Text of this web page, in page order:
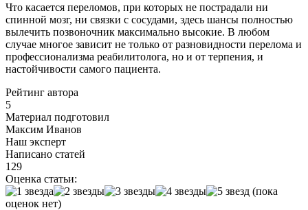
Что касается переломов, при которых не пострадали ни
спинной мозг, ни связки с сосудами, здесь шансы полностью
вылечить позвоночник максимально высокие. В любом
случае многое зависит не только от разновидности перелома и
профессионализма реабилитолога, но и от терпения, и
настойчивости самого пациента.
Рейтинг автора
5
Материал подготовил
Максим Иванов
Наш эксперт
Написано статей
129
Оценка статьи:
(пока
оценок нет)